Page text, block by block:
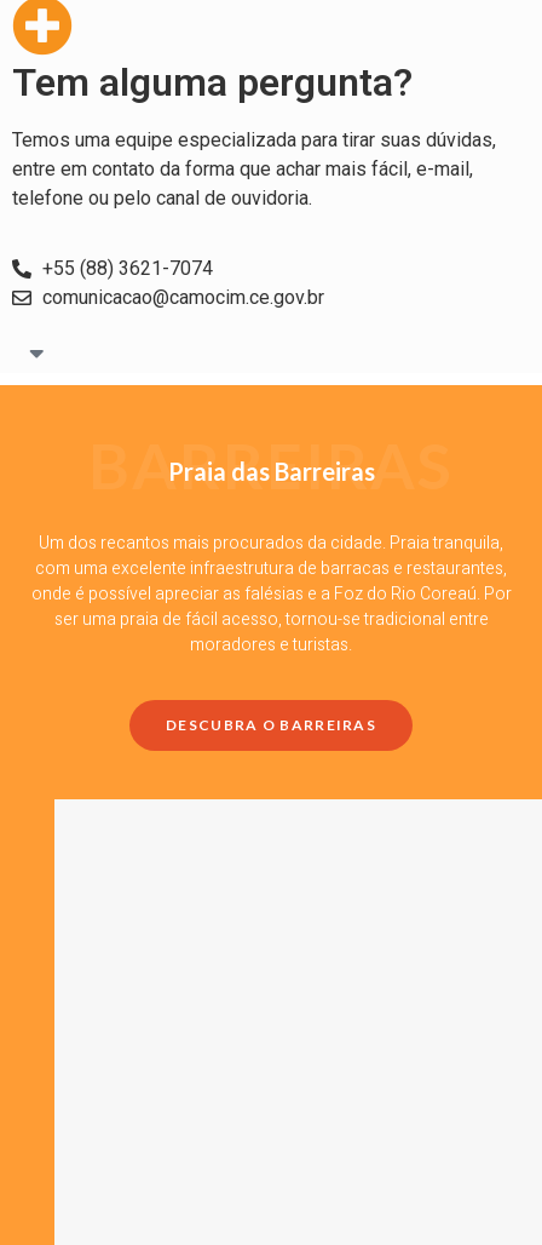
Tem alguma pergunta?
Temos uma equipe especializada para tirar suas dúvidas,
entre em contato da forma que achar mais fácil, e-mail,
telefone ou pelo canal de ouvidoria.
+55 (88) 3621-7074
comunicacao@camocim.ce.gov.br
BARREIRAS
Praia das Barreiras
Um dos recantos mais procurados da cidade. Praia tranquila,
com uma excelente infraestrutura de barracas e restaurantes,
onde é possível apreciar as falésias e a Foz do Rio Coreaú. Por
ser uma praia de fácil acesso, tornou-se tradicional entre
moradores e turistas.
DESCUBRA O BARREIRAS